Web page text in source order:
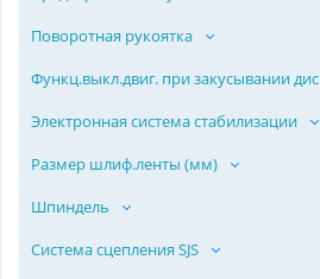
Поворотная рукоятка
Функц.выкл.двиг. при закусывании
Электронная система стабилизации
Размер шлиф.ленты (мм)
Шпиндель
Система сцепления SJS